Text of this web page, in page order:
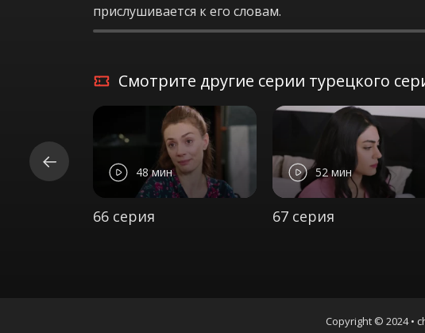
прислушивается к его словам.
Смотрите другие серии турецкого
48 мин
66 серия
52 мин
67 серия
Copyright © 2024 •